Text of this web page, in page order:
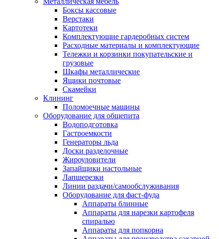
Боксы кассовые
Верстаки
Картотеки
Комплектующие гардеробных систем
Расходные материалы и комплектующие
Тележки и корзинки покупательские и
грузовые
Шкафы металлические
Ящики почтовые
Скамейки
Клининг
Поломоечные машины
Оборудование для общепита
Водоподготовка
Гастроемкости
Генераторы льда
Доски разделочные
Жироуловители
Запайщики настольные
Лапшерезки
Линии раздачи/самообслуживания
Оборудование для фаст-фуда
Аппараты блинные
Аппараты для нарезки картофеля
спиралью
Аппараты для попкорна